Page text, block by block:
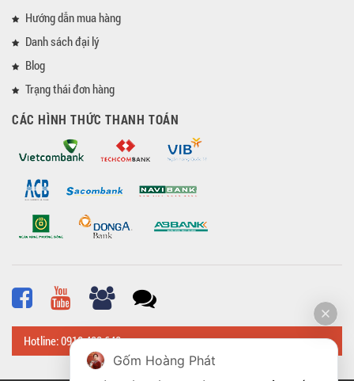
Hướng dẫn mua hàng
Danh sách đại lý
Blog
Trạng thái đơn hàng
CÁC HÌNH THỨC THANH TOÁN
Hotline: 0918 482 648
Gốm Hoàng Phát